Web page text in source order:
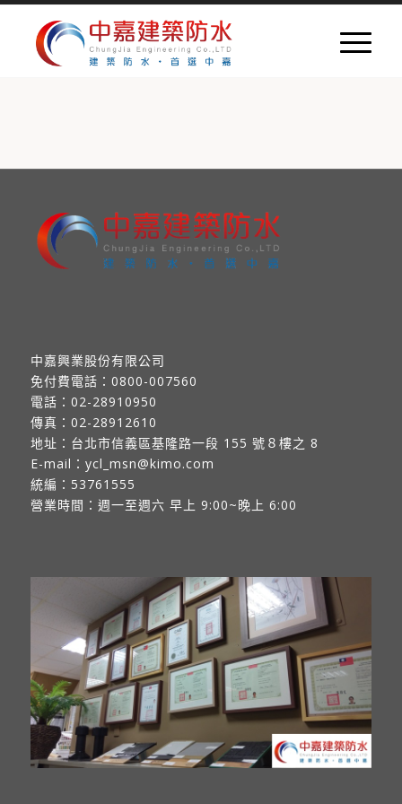
中嘉興業股份有限公司
免付費電話： 0800-007560
電話： 02-28910950
傳真： 02-28912610
地址： 台北市信義區基隆路一段 155 號８樓之 8
E-mail： ycl_msn@kimo.com
統編：53761555
營業時間：週一至週六 早上 9:00~晚上 6:00